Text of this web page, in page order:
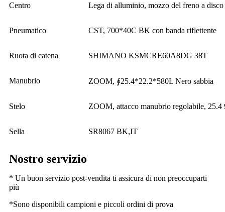
Centro Lega di alluminio, mozzo del freno a disco
Pneumatico CST, 700*40C BK con banda riflettente
Ruota di catena SHIMANO KSMCRE60A8DG 38T
Manubrio ZOOM, ∮25.4*22.2*580L Nero sabbia
Stelo ZOOM, attacco manubrio regolabile,
Sella SR8067 BK,IT
Nostro servizio
* Un buon servizio post-vendita ti assicura di non preoccuparti
più
*Sono disponibili campioni e piccoli ordini di prova